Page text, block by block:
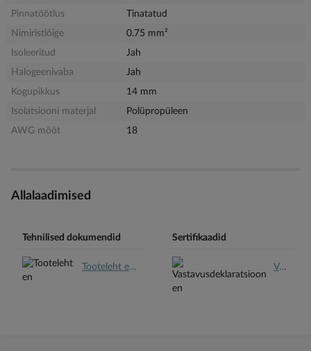
Pinnatöötlus
Tinatatud
Nimiristlõige
0.75 mm²
Isoleeritud
Jah
Halogeenivaba
Jah
Kogupikkus
14 mm
Isolatsiooni materjal
Polüpropüleen
AWG mõõt
18
Allalaadimised
Tehnilised dokumendid
Tooteleht en.pdf
Sertifikaadid
Vastavusdeklaratsioon en.pdf